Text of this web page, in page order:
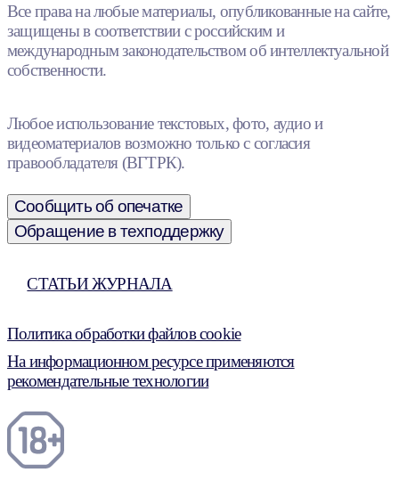
Все права на любые материалы, опубликованные на сайте,
защищены в соответствии с российским и
международным законодательством об интеллектуальной
собственности.
Любое использование текстовых, фото, аудио и
видеоматериалов возможно только с согласия
правообладателя (ВГТРК).
Сообщить об опечатке
Обращение в техподдержку
СТАТЬИ ЖУРНАЛА
Политика обработки файлов cookie
На информационном ресурсе применяются
рекомендательные технологии